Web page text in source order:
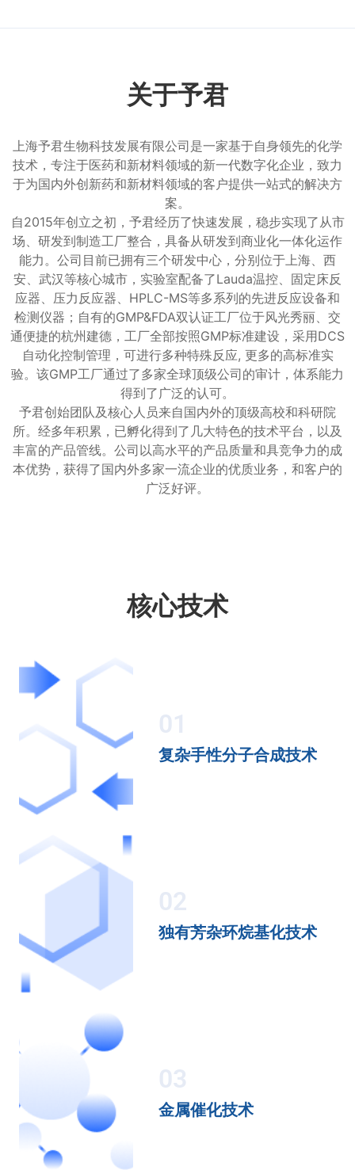
关于予君
上海予君生物科技发展有限公司是一家基于自身领先的化学
技术，专注于医药和新材料领域的新一代数字化企业，致力
于为国内外创新药和新材料领域的客户提供一站式的解决方
案。
自2015年创立之初，予君经历了快速发展，稳步实现了从市
场、研发到制造工厂整合，具备从研发到商业化一体化运作
能力。公司目前已拥有三个研发中心，分别位于上海、西
安、武汉等核心城市，实验室配备了Lauda温控、固定床反
应器、压力反应器、HPLC-MS等多系列的先进反应设备和
检测仪器；自有的GMP&FDA双认证工厂位于风光秀丽、交
通便捷的杭州建德，工厂全部按照GMP标准建设，采用DCS
自动化控制管理，可进行多种特殊反应, 更多的高标准实
验。该GMP工厂通过了多家全球顶级公司的审计，体系能力
得到了广泛的认可。
予君创始团队及核心人员来自国内外的顶级高校和科研院
所。经多年积累，已孵化得到了几大特色的技术平台，以及
丰富的产品管线。公司以高水平的产品质量和具竞争力的成
本优势，获得了国内外多家一流企业的优质业务，和客户的
广泛好评。
核心技术
01
复杂手性分子合成技术
02
独有芳杂环烷基化技术
03
金属催化技术